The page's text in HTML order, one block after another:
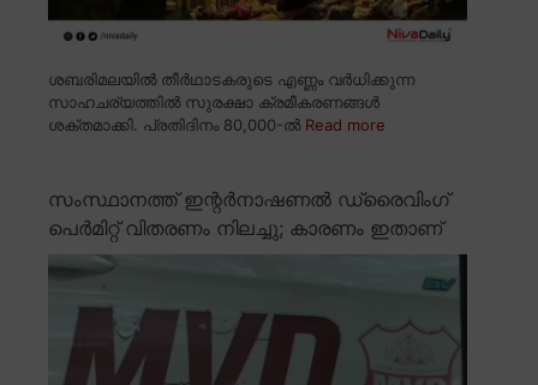
ശബരിമലയിൽ തീർഥാടകരുടെ എണ്ണം വർധിക്കുന്ന
സാഹചര്യത്തിൽ സുരക്ഷാ ക്രമീകരണങ്ങൾ
ശക്തമാക്കി. പ്രതിദിനം 80,000-ൽ Read more
സംസ്ഥാനത്ത് ഇന്റർനാഷണൽ ഡ്രൈവിംഗ്
പെർമിറ്റ് വിതരണം നിലച്ചു; കാരണം ഇതാണ്